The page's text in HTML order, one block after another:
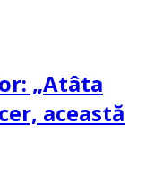
„Atâta
această